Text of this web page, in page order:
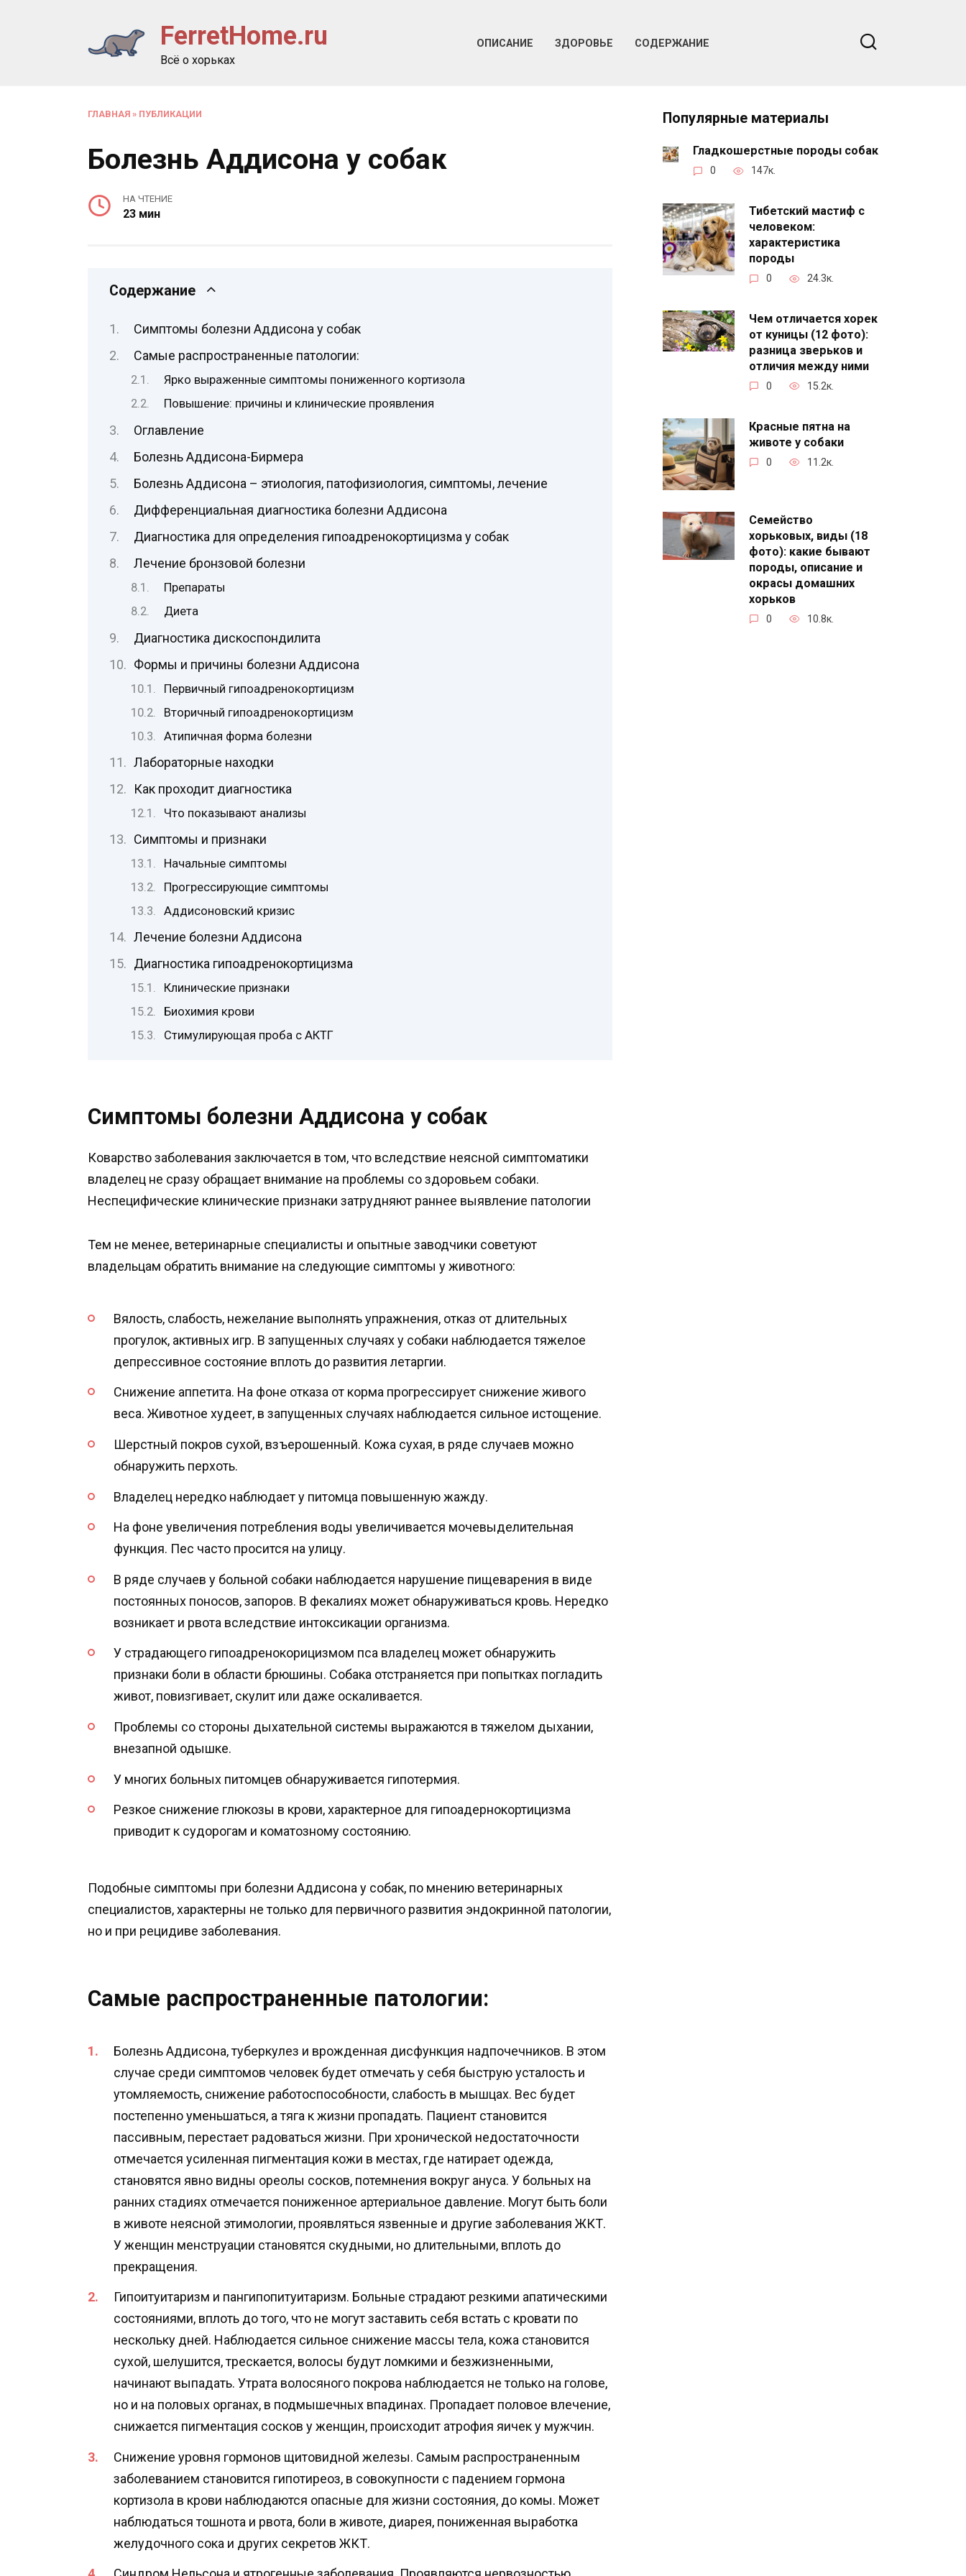
FerretHome.ru
Всё о хорьках
ОПИСАНИЕ ЗДОРОВЬЕ СОДЕРЖАНИЕ
ГЛАВНАЯ » ПУБЛИКАЦИИ
Болезнь Аддисона у собак
НА ЧТЕНИЕ
23 мин
Содержание
Симптомы болезни Аддисона у собак
Самые распространенные патологии:
Ярко выраженные симптомы пониженного кортизола
Повышение: причины и клинические проявления
Оглавление
Болезнь Аддисона-Бирмера
Болезнь Аддисона – этиология, патофизиология, симптомы, лечение
Дифференциальная диагностика болезни Аддисона
Диагностика для определения гипоадренокортицизма у собак
Лечение бронзовой болезни
Препараты
Диета
Диагностика дискоспондилита
Формы и причины болезни Аддисона
Первичный гипоадренокортицизм
Вторичный гипоадренокортицизм
Атипичная форма болезни
Лабораторные находки
Как проходит диагностика
Что показывают анализы
Симптомы и признаки
Начальные симптомы
Прогрессирующие симптомы
Аддисоновский кризис
Лечение болезни Аддисона
Диагностика гипоадренокортицизма
Клинические признаки
Биохимия крови
Стимулирующая проба с АКТГ
Симптомы болезни Аддисона у собак
Коварство заболевания заключается в том, что вследствие неясной симптоматики
владелец не сразу обращает внимание на проблемы со здоровьем собаки.
Неспецифические клинические признаки затрудняют раннее выявление патологии
Тем не менее, ветеринарные специалисты и опытные заводчики советуют
владельцам обратить внимание на следующие симптомы у животного:
Вялость, слабость, нежелание выполнять упражнения, отказ от длительных
прогулок, активных игр. В запущенных случаях у собаки наблюдается тяжелое
депрессивное состояние вплоть до развития летаргии.
Снижение аппетита. На фоне отказа от корма прогрессирует снижение живого
веса. Животное худеет, в запущенных случаях наблюдается сильное истощение.
Шерстный покров сухой, взъерошенный. Кожа сухая, в ряде случаев можно
обнаружить перхоть.
Владелец нередко наблюдает у питомца повышенную жажду.
На фоне увеличения потребления воды увеличивается мочевыделительная
функция. Пес часто просится на улицу.
В ряде случаев у больной собаки наблюдается нарушение пищеварения в виде
постоянных поносов, запоров. В фекалиях может обнаруживаться кровь. Нередко
возникает и рвота вследствие интоксикации организма.
У страдающего гипоадренокорицизмом пса владелец может обнаружить
признаки боли в области брюшины. Собака отстраняется при попытках погладить
живот, повизгивает, скулит или даже оскаливается.
Проблемы со стороны дыхательной системы выражаются в тяжелом дыхании,
внезапной одышке.
У многих больных питомцев обнаруживается гипотермия.
Резкое снижение глюкозы в крови, характерное для гипоадернокортицизма
приводит к судорогам и коматозному состоянию.
Подобные симптомы при болезни Аддисона у собак, по мнению ветеринарных
специалистов, характерны не только для первичного развития эндокринной патологии,
но и при рецидиве заболевания.
Самые распространенные патологии:
Болезнь Аддисона, туберкулез и врожденная дисфункция надпочечников. В этом
случае среди симптомов человек будет отмечать у себя быструю усталость и
утомляемость, снижение работоспособности, слабость в мышцах. Вес будет
постепенно уменьшаться, а тяга к жизни пропадать. Пациент становится
пассивным, перестает радоваться жизни. При хронической недостаточности
отмечается усиленная пигментация кожи в местах, где натирает одежда,
становятся явно видны ореолы сосков, потемнения вокруг ануса. У больных на
ранних стадиях отмечается пониженное артериальное давление. Могут быть боли
в животе неясной этимологии, проявляться язвенные и другие заболевания ЖКТ.
У женщин менструации становятся скудными, но длительными, вплоть до
прекращения.
Гипоитуитаризм и пангипопитуитаризм. Больные страдают резкими апатическими
состояниями, вплоть до того, что не могут заставить себя встать с кровати по
нескольку дней. Наблюдается сильное снижение массы тела, кожа становится
сухой, шелушится, трескается, волосы будут ломкими и безжизненными,
начинают выпадать. Утрата волосяного покрова наблюдается не только на голове,
но и на половых органах, в подмышечных впадинах. Пропадает половое влечение,
снижается пигментация сосков у женщин, происходит атрофия яичек у мужчин.
Снижение уровня гормонов щитовидной железы. Самым распространенным
заболеванием становится гипотиреоз, в совокупности с падением гормона
кортизола в крови наблюдаются опасные для жизни состояния, до комы. Может
наблюдаться тошнота и рвота, боли в животе, диарея, пониженная выработка
желудочного сока и других секретов ЖКТ.
Популярные материалы
Гладкошерстные породы собак
0 147к.
Тибетский мастиф с
человеком:
характеристика
породы
0 24.3к.
Чем отличается хорек
от куницы (12 фото):
разница зверьков и
отличия между ними
0 15.2к.
Красные пятна на
животе у собаки
0 11.2к.
Семейство
хорьковых, виды (18
фото): какие бывают
породы, описание и
окрасы домашних
хорьков
0 10.8к.